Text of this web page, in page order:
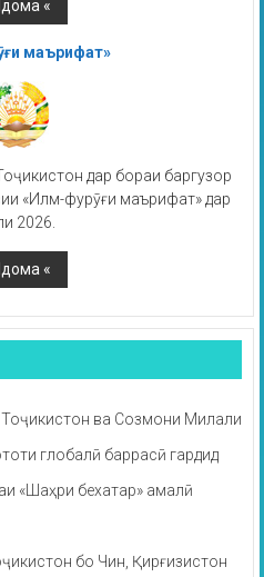
маърифат»
дар бораи баргузор
«Илм-фурӯғи маърифат» дар
2026.
ва Созмони Милали
глобалӣ баррасӣ гардид
«Шаҳри бехатар» амалӣ
бо Чин, Қирғизистон